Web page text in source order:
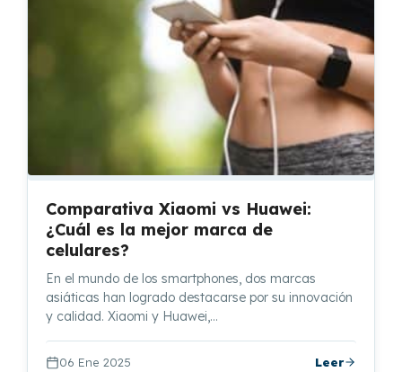
Comparativa Xiaomi vs Huawei:
¿Cuál es la mejor marca de
celulares?
En el mundo de los smartphones, dos marcas
asiáticas han logrado destacarse por su innovación
y calidad. Xiaomi y Huawei,…
06 Ene 2025 Leer